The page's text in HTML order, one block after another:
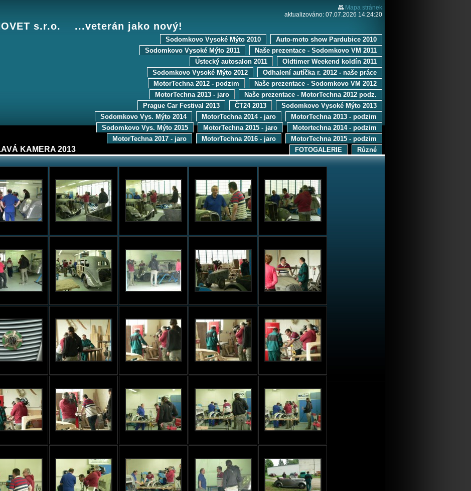
Mapa stránek
aktualizováno: 07.07.2026 14:24:20
s.r.o. ...veterán jako nový!
KAMERA 2013
Auto-moto show Pardubice 2010
Sodomkovo Vysoké Mýto 2010
Naše prezentace - Sodomkovo VM 2011
Sodomkovo Vysoké Mýto 2011
Oldtimer Weekend koldín 2011
Ústecký autosalon 2011
Odhalení autíčka r. 2012 - naše práce
Sodomkovo Vysoké Mýto 2012
Naše prezentace - Sodomkovo VM 2012
MotorTechna 2012 - podzim
Naše prezentace - MotorTechna 2012 podz.
MotorTechna 2013 - jaro
Sodomkovo Vysoké Mýto 2013
ČT24 2013
Prague Car Festival 2013
MotorTechna 2013 - podzim
MotorTechna 2014 - jaro
Sodomkovo Vys. Mýto 2014
Motortechna 2014 - podzim
MotorTechna 2015 - jaro
Sodomkovo Vys. Mýto 2015
MotorTechna 2015 - podzim
MotorTechna 2016 - jaro
MotorTechna 2017 - jaro
Různé
FOTOGALERIE